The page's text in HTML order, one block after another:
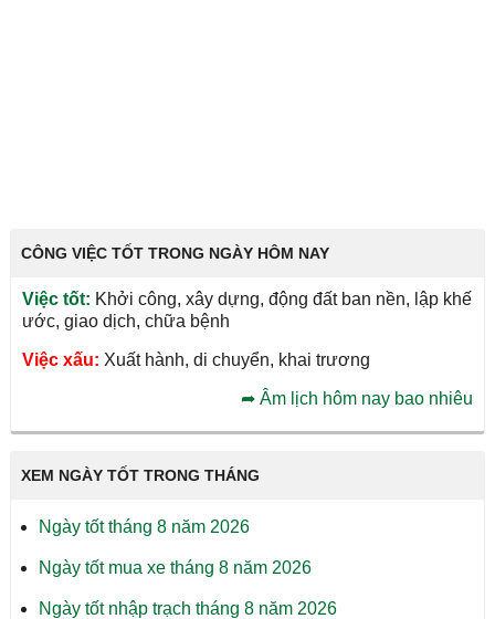
CÔNG VIỆC TỐT TRONG NGÀY HÔM NAY
Việc tốt: Khởi công, xây dựng, động đất ban nền, lập khế
ước, giao dịch, chữa bệnh
Việc xấu: Xuất hành, di chuyển, khai trương
➦Âm lịch hôm nay bao nhiêu
XEM NGÀY TỐT TRONG THÁNG
Ngày tốt tháng 8 năm 2026
Ngày tốt mua xe tháng 8 năm 2026
Ngày tốt nhập trạch tháng 8 năm 2026